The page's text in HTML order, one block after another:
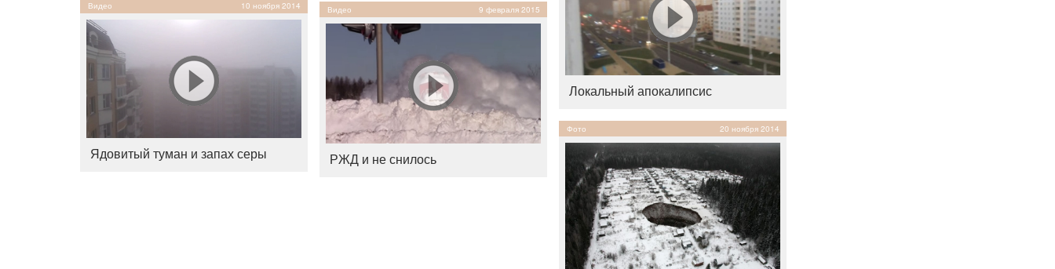
Видео 10 ноября 2014
Ядовитый туман и запах серы
Видео 9 февраля 2015
РЖД и не снилось
Локальный апокалипсис
Фото 20 ноября 2014